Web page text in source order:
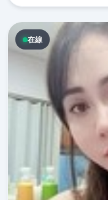
在線